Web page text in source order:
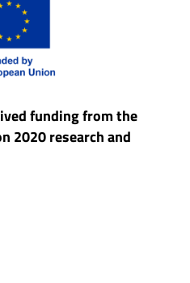
funding from the
2020 research and